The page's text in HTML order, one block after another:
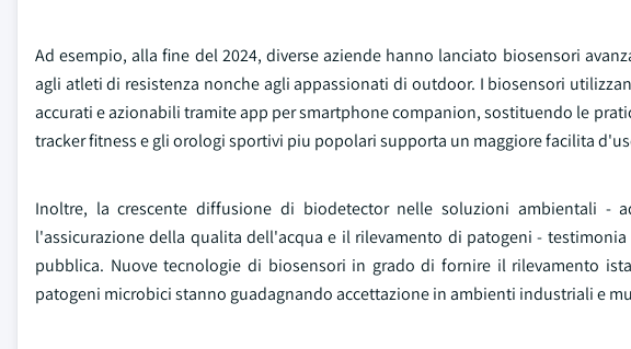
Ad esempio, alla fine del 2024, diverse aziende hanno lanciato biosensori
agli atleti di resistenza nonche agli appassionati di outdoor. I biosensori
accurati e azionabili tramite app per smartphone companion, sostituendo le
tracker fitness e gli orologi sportivi piu popolari supporta un maggiore facilita
Inoltre, la crescente diffusione di biodetector nelle soluzioni ambientali -
l'assicurazione della qualita dell'acqua e il rilevamento di patogeni -
pubblica. Nuove tecnologie di biosensori in grado di fornire il rilevamento
patogeni microbici stanno guadagnando accettazione in ambienti industriali e